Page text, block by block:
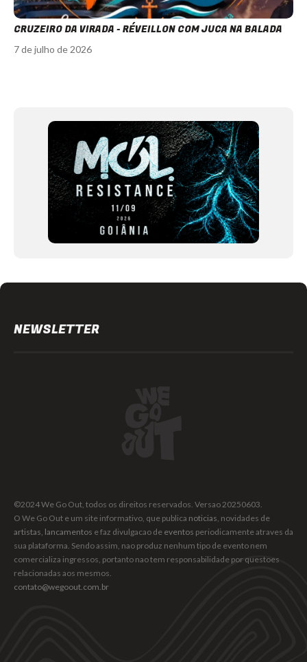
CRUZEIRO DA VIRADA - RÉVEILLON COM JUCA NA BALADA
7 de julho de 2026
NEWSLETTER
©2024 We Go Out, todos os direitos reservados. Versao 20250603.
O We Go Out e um site informativo, que publica noticias , novidades de
artistas lancamentos e faz divulgacao de eventos periodicamente atraves da
sua plataforma. Sendo assim, nao produz nenhum tipo de evento nem
comercializa ingressos, portanto nao tem responsabilidade por questoes
relacionadas aos mesmos.
contato@wegoout.com.br